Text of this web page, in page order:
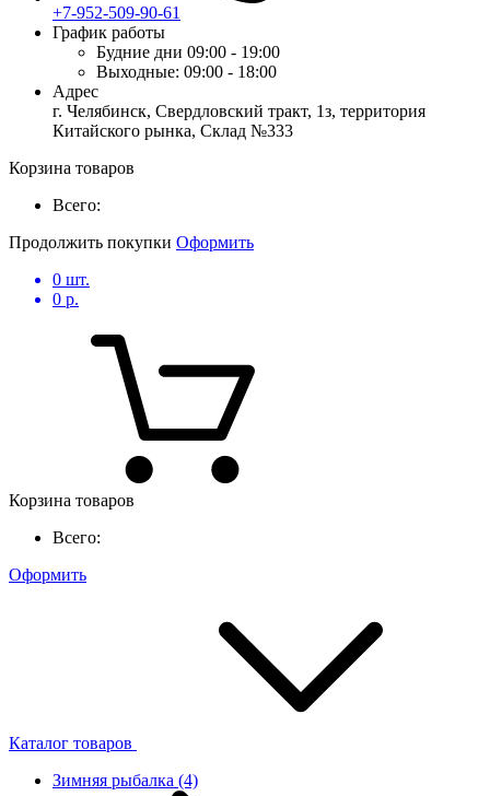
+7-952-509-90-61
График работы
Будние дни 09:00 - 19:00
Выходные: 09:00 - 18:00
Адрес
г. Челябинск, Свердловский тракт, 1з, территория
Китайского рынка, Склад №333
Корзина товаров
Всего:
Продолжить покупки Оформить
0 шт.
0 р.
Корзина товаров
Всего:
Оформить
Каталог товаров
Зимняя рыбалка (4)